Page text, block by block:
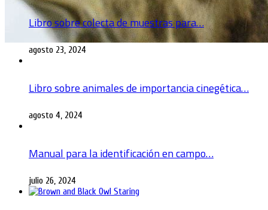
Libro sobre colecta de muestras para…
agosto 23, 2024
Libro sobre animales de importancia cinegética…
agosto 4, 2024
Manual para la identificación en campo…
julio 26, 2024